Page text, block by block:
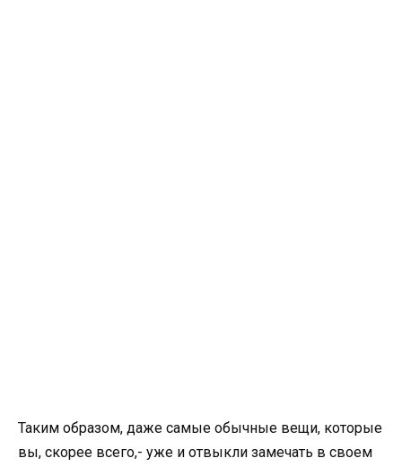
Таким образом, даже самые обычные вещи, которые
вы, скорее всего,- уже и отвыкли замечать в своем